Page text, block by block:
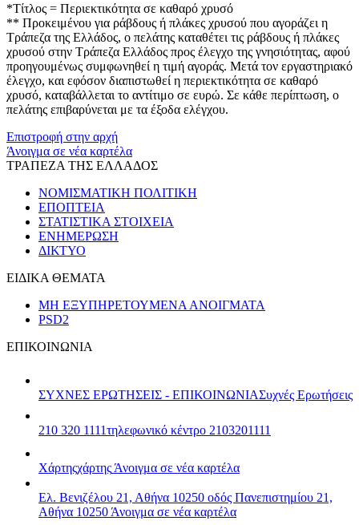
*Τίτλος = Περιεκτικότητα σε καθαρό χρυσό
** Προκειμένου για ράβδους ή πλάκες χρυσού που αγοράζει η
Τράπεζα της Ελλάδος, ο πελάτης καταθέτει τις ράβδους ή πλάκες
χρυσού στην Τράπεζα Ελλάδος προς έλεγχο της γνησιότητας, αφού
προηγουμένως συμφωνηθεί η τιμή αγοράς. Μετά τον εργαστηριακό
έλεγχο, και εφόσον διαπιστωθεί η περιεκτικότητα σε καθαρό
χρυσό, καταβάλλεται το αντίτιμο σε ευρώ. Σε κάθε περίπτωση, ο
πελάτης επιβαρύνεται με τα έξοδα ελέγχου.
Επιστροφή στην αρχή
Άνοιγμα σε νέα καρτέλα
ΤΡΑΠΕΖΑ ΤΗΣ ΕΛΛΑΔΟΣ
ΝΟΜΙΣΜΑΤΙΚΗ ΠΟΛΙΤΙΚΗ
ΕΠΟΠΤΕΙΑ
ΣΤΑΤΙΣΤΙΚΑ ΣΤΟΙΧΕΙΑ
ΕΝΗΜΕΡΩΣΗ
ΔΙΚΤΥΟ
ΕΙΔΙΚΑ ΘΕΜΑΤΑ
ΜΗ ΕΞΥΠΗΡΕΤΟΥΜΕΝΑ ΑΝΟΙΓΜΑΤΑ
PSD2
ΕΠΙΚΟΙΝΩΝΙΑ
ΣΥΧΝΕΣ ΕΡΩΤΗΣΕΙΣ - ΕΠΙΚΟΙΝΩΝΙΑΣυχνές Ερωτήσεις
210 320 1111τηλεφωνικό κέντρο 2103201111
Χάρτηςχάρτης Άνοιγμα σε νέα καρτέλα
Ελ. Βενιζέλου 21, Αθήνα 10250 οδός Πανεπιστημίου 21,
Αθήνα 10250 Άνοιγμα σε νέα καρτέλα